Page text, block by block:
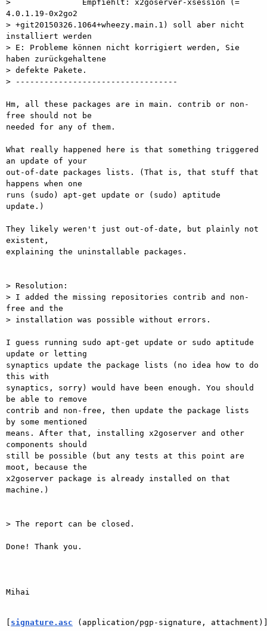
>               Empfiehlt: x2goserver-xsession (=
4.0.1.19-0x2go2
> +git20150326.1064+wheezy.main.1) soll aber nicht
installiert werden
> E: Probleme können nicht korrigiert werden, Sie
haben zurückgehaltene
> defekte Pakete.
> ----------------------------------
Hm, all these packages are in main. contrib or non-
free should not be
needed for any of them.
What really happened here is that something triggered
an update of your
out-of-date packages lists. (That is, that stuff that
happens when one
runs (sudo) apt-get update or (sudo) aptitude
update.)
They likely weren't just out-of-date, but plainly not
existent,
explaining the uninstallable packages.
> Resolution:
> I added the missing repositories contrib and non-
free and the
> installation was possible without errors.
I guess running sudo apt-get update or sudo aptitude
update or letting
synaptics update the package lists (no idea how to do
this with
synaptics, sorry) would have been enough. You should
be able to remove
contrib and non-free, then update the package lists
by some mentioned
means. After that, installing x2goserver and other
components should
still be possible (but any tests at this point are
moot, because the
x2goserver package is already installed on that
machine.)
> The report can be closed.
Done! Thank you.
Mihai
[ signature.asc (application/pgp-signature,